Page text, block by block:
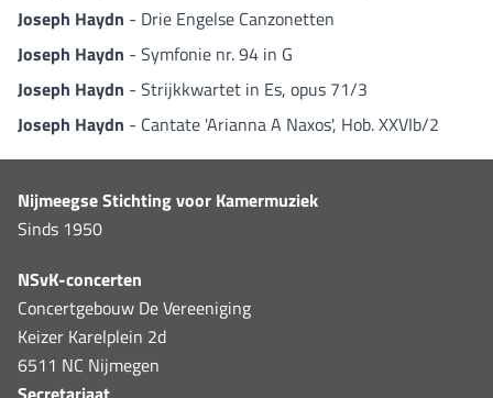
Joseph Haydn - Drie Engelse Canzonetten
Joseph Haydn - Symfonie nr. 94 in G
Joseph Haydn - Strijkkwartet in Es, opus 71/3
Joseph Haydn - Cantate 'Arianna A Naxos', Hob. XXVIb/2
Nijmeegse Stichting voor Kamermuziek
Sinds 1950
NSvK-concerten
Concertgebouw De Vereeniging
Keizer Karelplein 2d
6511 NC Nijmegen